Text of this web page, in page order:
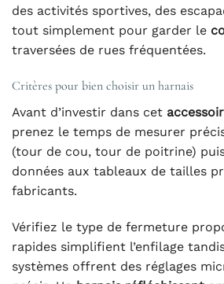
des activités sportives, des
tout simplement pour garder le
traversées de rues fréquentées.
Critères pour bien choisir un harnais
Avant d’investir dans cet
prenez le temps de mesurer
(tour de cou, tour de poitrine)
données aux tableaux de tailles
fabricants.
Vérifiez le type de fermeture
rapides simplifient l’enfilage
systèmes offrent des réglages